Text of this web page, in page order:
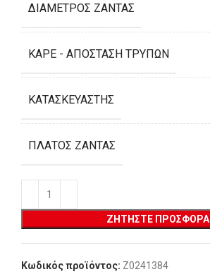
ΔΙΆΜΕΤΡΟΣ ΖΆΝΤΑΣ
ΚΑΡΈ - ΑΠΌΣΤΑΣΗ ΤΡΥΠΏΝ
ΚΑΤΑΣΚΕΥΑΣΤΉΣ
ΠΛΆΤΟΣ ΖΆΝΤΑΣ
ΖΗΤΉΣΤΕ ΠΡΟΣΦΟΡΆ
Κωδικός προϊόντος: Z0241384